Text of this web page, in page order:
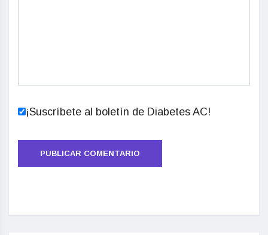
¡Suscríbete al boletín de Diabetes AC!